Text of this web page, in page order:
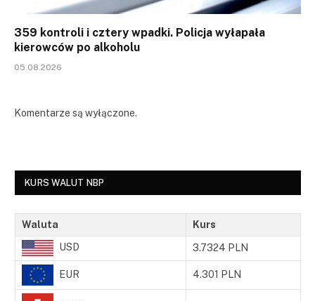
359 kontroli i cztery wpadki. Policja wyłapała
kierowców po alkoholu
05.08.2026
Komentarze są wyłączone.
KURS WALUT NBP
Waluta Kurs
USD 3.7324 PLN
EUR 4.301 PLN